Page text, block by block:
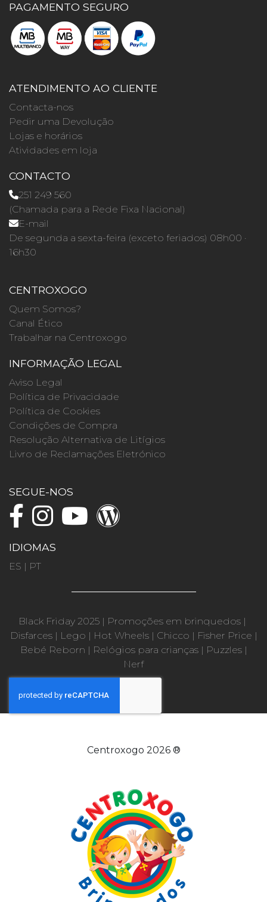
PAGAMENTO SEGURO
ATENDIMENTO AO CLIENTE
Contacta-nos
Pedir uma Devolução
Lojas e horários
Atividades em loja
CONTACTO
251 249 560
(Chamada para a Rede Fixa Nacional)
E-mail
De segunda a sexta-feira (exceto feriados) 08h00 ·
16h30
CENTROXOGO
Quem Somos?
Canal Ético
Trabalhar na Centroxogo
INFORMAÇÃO LEGAL
Aviso Legal
Política de Privacidade
Política de Cookies
Condições de Compra
Resolução Alternativa de Litígios
Livro de Reclamações Eletrónico
SEGUE-NOS
IDIOMAS
ES | PT
Black Friday 2025 | Promoções em brinquedos |
Disfarces| Lego | Hot Wheels| Chicco | Fisher Price |
Bebé Reborn | Relógios para crianças| Puzzles|
Nerf
Centroxogo 2026 ®